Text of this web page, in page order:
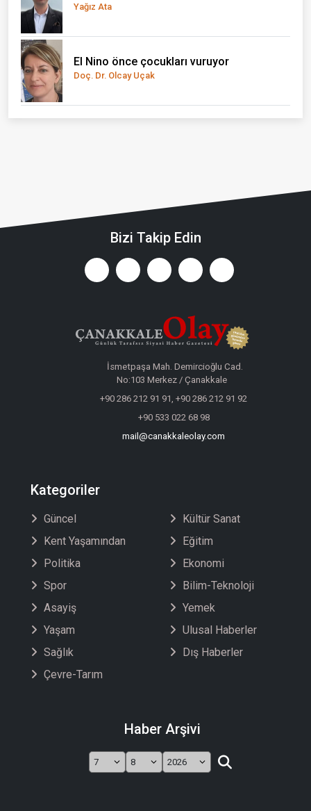
Yağız Ata
El Nino önce çocukları vuruyor
Doç. Dr. Olcay Uçak
Bizi Takip Edin
İsmetpaşa Mah. Demircioğlu Cad.
No:103 Merkez / Çanakkale
+90 286 212 91 91, +90 286 212 91 92
+90 533 022 68 98
mail@canakkaleolay.com
Kategoriler
Güncel
Kent Yaşamından
Politika
Spor
Asayiş
Yaşam
Sağlık
Çevre-Tarım
Kültür Sanat
Eğitim
Ekonomi
Bilim-Teknoloji
Yemek
Ulusal Haberler
Dış Haberler
Haber Arşivi